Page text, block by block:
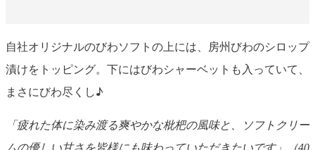
自社オリジナルのびわソフトの上には、房州びわのシロップ
漬けをトッピング。下にはびわシャーベットも入っていて、
まさにびわ尽くし♪
「疲れた体に染み渡る爽やかな枇杷の風味と、ソフトクリー